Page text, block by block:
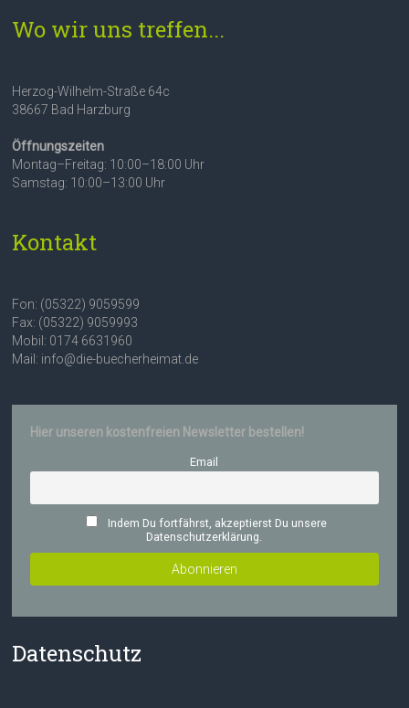
Wo wir uns treffen...
Herzog-Wilhelm-Straße 64c
38667 Bad Harzburg
Öffnungszeiten
Montag–Freitag: 10:00–18:00 Uhr
Samstag: 10:00–13:00 Uhr
Kontakt
Fon: (05322) 9059599
Fax: (05322) 9059993
Mobil: 0174 6631960
Mail: info@die-buecherheimat.de
Hier unseren kostenfreien Newsletter bestellen!
Email
Indem Du fortfährst, akzeptierst Du unsere
Datenschutzerklärung.
Datenschutz